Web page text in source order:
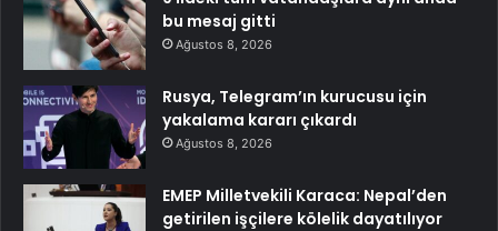
bu mesaj gitti
Ağustos 8, 2026
Rusya, Telegram’ın kurucusu için
yakalama kararı çıkardı
Ağustos 8, 2026
EMEP Milletvekili Karaca: Nepal’den
getirilen işçilere kölelik dayatılıyor